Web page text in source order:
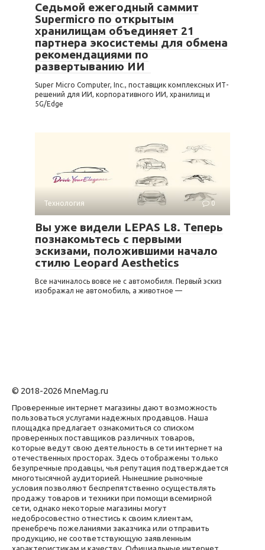
Седьмой ежегодный саммит
Supermicro по открытым
хранилищам объединяет 21
партнера экосистемы для обмена
рекомендациями по
развертыванию ИИ
Super Micro Computer, Inc., поставщик комплексных ИТ-
решений для ИИ, корпоративного ИИ, хранилищ и
5G/Edge
Технология 0
Вы уже видели LEPAS L8. Теперь
познакомьтесь с первыми
эскизами, положившими начало
стилю Leopard Aesthetics
Все начиналось вовсе не с автомобиля. Первый эскиз
изображал не автомобиль, а животное —
© 2018-2026 MneMag.ru
Проверенные интернет магазины дают возможность
пользоваться услугами надежных продавцов. Наша
площадка предлагает ознакомиться со списком
проверенных поставщиков различных товаров,
которые ведут свою деятельность в сети интернет на
отечественных просторах. Здесь отображены только
безупречные продавцы, чья репутация подтверждается
многотысячной аудиторией. Нынешние рыночные
условия позволяют беспрепятственно осуществлять
продажу товаров и техники при помощи всемирной
сети, однако некоторые магазины могут
недобросовестно отнестись к своим клиентам,
пренебречь пожеланиями заказчика или отправить
продукцию, не соответствующую заявленным